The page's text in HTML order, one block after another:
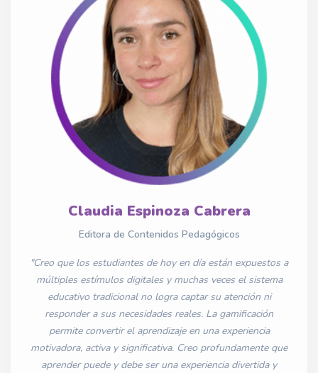
Claudia Espinoza Cabrera
Editora de Contenidos Pedagógicos
"Creo que los estudiantes de hoy en día están expuestos a
múltiples estímulos digitales y muchas veces el sistema
educativo tradicional no logra captar su atención ni
responder a sus necesidades reales. La gamificación
permite convertir el aprendizaje en una experiencia
motivadora, activa y significativa. Creo profundamente que
aprender puede y debe ser una experiencia divertida y